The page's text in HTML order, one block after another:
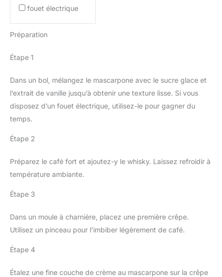
fouet électrique
Préparation
Étape 1
Dans un bol, mélangez le mascarpone avec le sucre glace et
l’extrait de vanille jusqu’à obtenir une texture lisse. Si vous
disposez d’un fouet électrique, utilisez-le pour gagner du
temps.
Étape 2
Préparez le café fort et ajoutez-y le whisky. Laissez refroidir à
température ambiante.
Étape 3
Dans un moule à charnière, placez une première crêpe.
Utilisez un pinceau pour l’imbiber légèrement de café.
Étape 4
Étalez une fine couche de crème au mascarpone sur la crêpe